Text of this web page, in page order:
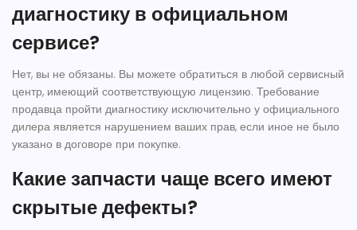
диагностику в официальном
сервисе?
Нет, вы не обязаны. Вы можете обратиться в любой сервисный
центр, имеющий соответствующую лицензию. Требование
продавца пройти диагностику исключительно у официального
дилера является нарушением ваших прав, если иное не было
указано в договоре при покупке.
Какие запчасти чаще всего имеют
скрытые дефекты?